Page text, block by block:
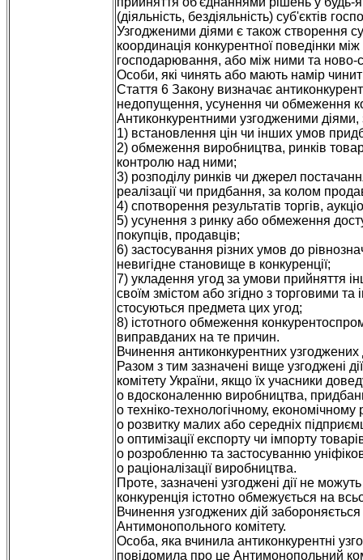
(діяльність, бездіяльність) суб'єктів
Узгодженими діями є також створення
координація конкурентної поведінки
господарювання, або між ними та
Особи, які чинять або мають намір
Стаття 6 Закону визначає
недопущення, усунення чи обмеження
Антиконкурентними узгодженими діями,
1) встановлення цін чи інших умов
2) обмеження виробництва, ринків
контролю над ними;
3) розподілу ринків чи джерел
реалізації чи придбання, за колом
4) спотворення результатів торгів,
5) усунення з ринку або обмеження
покупців, продавців;
6) застосування різних умов до
невигідне становище в конкуренції;
7) укладення угод за умови прийняття
своїм змістом або згідно з торговими
стосуються предмета цих угод;
8) істотного обмеження
виправданих на те причин.
Вчинення антиконкурентних узгоджених
Разом з тим зазначені вище узгоджені
комітету України, якщо їх учасники
o вдосконаленню виробництва,
o техніко-технологічному, економічному
o розвитку малих або середніх
o оптимізації експорту чи імпорту
o розробленню та застосуванню
o раціоналізації виробництва.
Проте, зазначені узгоджені дії не
конкуренція істотно обмежується на
Вчинення узгоджених дій
Антимонопольного комітету.
Особа, яка вчинила антиконкурентні
повідомила про це Антимонопольний